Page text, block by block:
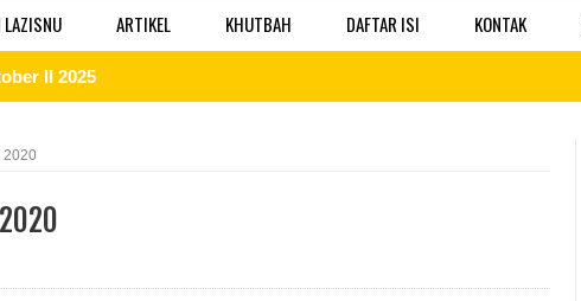
LAZISNU ARTIKEL KHUTBAH DAFTAR ISI KONTAK
II 2025
II 2025
2025
2020